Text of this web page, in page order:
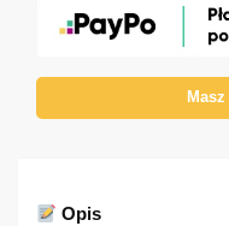
Opis